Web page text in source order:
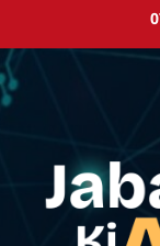
content